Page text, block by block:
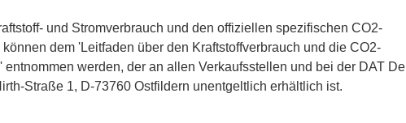
und Stromverbrauch und den offiziellen spezifischen CO2-
dem 'Leitfaden über den Kraftstoffverbrauch und die CO2-
werden, der an allen Verkaufsstellen und bei der DAT
Straße 1, D-73760 Ostfildern unentgeltlich erhältlich ist.